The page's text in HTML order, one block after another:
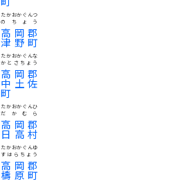
高岡郡
津野町
たかおかぐんつ
のちょう
高岡郡
中土佐
町
たかおかぐんな
かとさちょう
高岡郡
日高村
たかおかぐんひ
だかむら
高岡郡
檮原町
たかおかぐんゆ
すはらちょう